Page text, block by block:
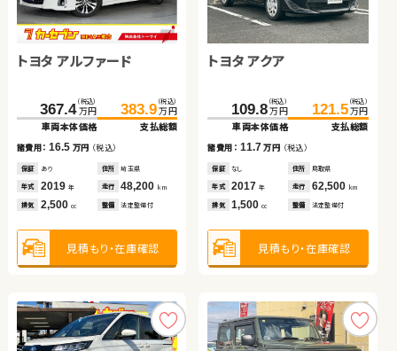
トヨタ アルファード
367.4（税込）
万円
車両本体価格
383.9 （税込）
万円
支払総額
諸費用：16.5 万円 （税込）
保証 あり 住所 埼玉県
年式 2019 年 走行 48,200 km
排気 2,500 cc 整備 法定整備付
見積もり・在庫確認
トヨタ アクア
109.8 （税込）
万円
車両本体価格
121.5 （税込）
万円
支払総額
諸費用： 11.7万円 （税込）
保証 なし 住所 鳥取県
年式 2017年 走行 62,500 km
排気 1,500cc 整備 法定整備付
見積もり・在庫確認
スズキ アルト ＨＢ
48.6（税込）
万円
車両本体価格
57.7 （税込）
万円
支払総額
諸費用：9.1万円（税込）
保証 あり 住所 埼玉県
年式 2020 年 走行 21,400 km
排気 660cc 整備 法定整備付
見積もり・在庫確認
ダイハツ タント
42.7 （税込）
万円
車両本体価格
47.5 （税込）
万円
支払総額
諸費用： 4.8万円（税込）
保証 なし 住所 岡山県
年式 2013年 走行 68,200 km
排気 660cc 整備 法定整備付
見積もり・在庫確認
日産 エクストレイル
75.3（税込）
万円
車両本体価格
93.9 （税込）
万円
支払総額
諸費用：18.6 万円 （税込）
保証 あり 住所 岩手県
年式 2013 年 走行 65,600 km
排気 2,000 cc 整備 法定整備付
見積もり・在庫確認
スズキ スイフト
164.0 （税込）
万円
車両本体価格
175.5 （税込）
万円
支払総額
諸費用： 11.5万円 （税込）
保証 あり 住所 北海道
年式 2020年 走行 39,900 km
排気 1,400cc 整備 法定整備付
見積もり・在庫確認
ホンダ フィット
34.8（税込）
万円
車両本体価格
50.9 （税込）
万円
支払総額
諸費用：16.1 万円 （税込）
保証 あり 住所 千葉県
年式 2013 年 走行 80,500 km
排気 1,300 cc 整備 法定整備付
見積もり・在庫確認
日産 セレナ
286.0 （税込）
万円
車両本体価格
297.7 （税込）
万円
支払総額
諸費用： 11.7万円 （税込）
保証 なし 住所 岡山県
年式 2023年 走行 25,900 km
排気 2,000cc 整備 法定整備付
見積もり・在庫確認